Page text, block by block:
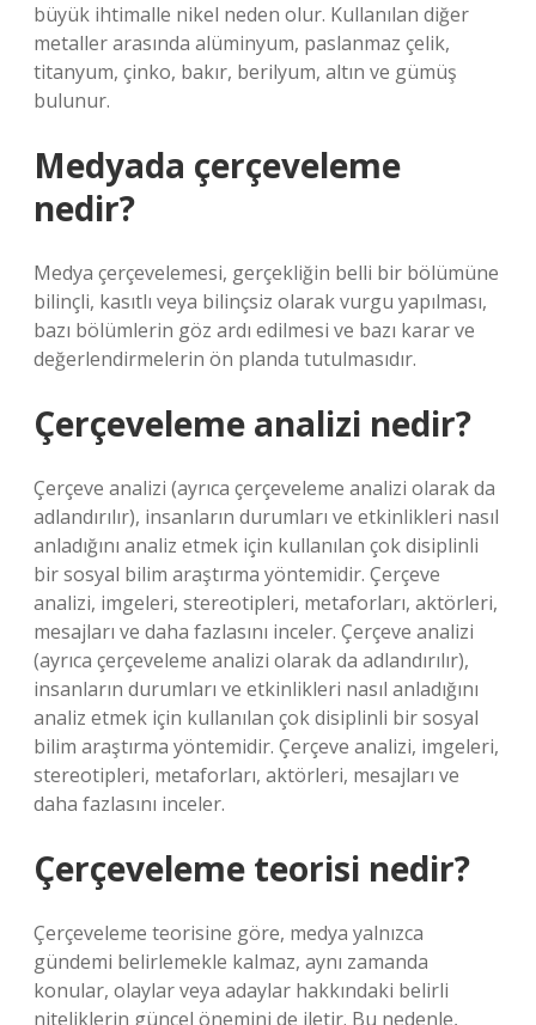
büyük ihtimalle nikel neden olur. Kullanılan diğer
metaller arasında alüminyum, paslanmaz çelik,
titanyum, çinko, bakır, berilyum, altın ve gümüş
bulunur.
Medyada çerçeveleme
nedir?
Medya çerçevelemesi, gerçekliğin belli bir bölümüne
bilinçli, kasıtlı veya bilinçsiz olarak vurgu yapılması,
bazı bölümlerin göz ardı edilmesi ve bazı karar ve
değerlendirmelerin ön planda tutulmasıdır.
Çerçeveleme analizi nedir?
Çerçeve analizi (ayrıca çerçeveleme analizi olarak da
adlandırılır), insanların durumları ve etkinlikleri nasıl
anladığını analiz etmek için kullanılan çok disiplinli
bir sosyal bilim araştırma yöntemidir. Çerçeve
analizi, imgeleri, stereotipleri, metaforları, aktörleri,
mesajları ve daha fazlasını inceler. Çerçeve analizi
(ayrıca çerçeveleme analizi olarak da adlandırılır),
insanların durumları ve etkinlikleri nasıl anladığını
analiz etmek için kullanılan çok disiplinli bir sosyal
bilim araştırma yöntemidir. Çerçeve analizi, imgeleri,
stereotipleri, metaforları, aktörleri, mesajları ve
daha fazlasını inceler.
Çerçeveleme teorisi nedir?
Çerçeveleme teorisine göre, medya yalnızca
gündemi belirlemekle kalmaz, aynı zamanda
konular, olaylar veya adaylar hakkındaki belirli
niteliklerin güncel önemini de iletir. Bu nedenle,